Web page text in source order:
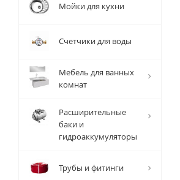
Мойки для кухни
Счетчики для воды
Мебель для ванных
комнат
Расширительные
баки и
гидроаккумуляторы
Трубы и фитинги